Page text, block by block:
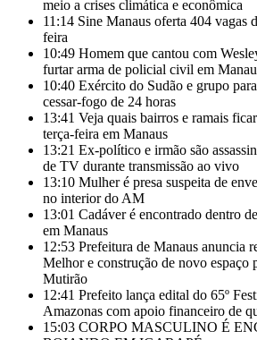
meio a crises climática e econômica
11:14 Sine Manaus oferta 404 vagas
feira
10:49 Homem que cantou com
furtar arma de policial civil em
10:40 Exército do Sudão e grupo
cessar-fogo de 24 horas
13:41 Veja quais bairros e ramais
terça-feira em Manaus
13:21 Ex-político e irmão são
de TV durante transmissão ao vivo
13:10 Mulher é presa suspeita de
no interior do AM
13:01 Cadáver é encontrado dentro
em Manaus
12:53 Prefeitura de Manaus anuncia
Melhor e construção de novo espaço
Mutirão
12:41 Prefeito lança edital do 65º
Amazonas com apoio financeiro de
15:03 CORPO MASCULINO É